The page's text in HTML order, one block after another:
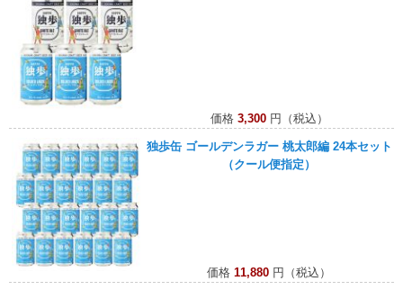
価格 3,300円（税込）
独歩缶 ゴールデンラガー 桃太郎編 24本セット
（クール便指定）
価格 11,880 円（税込）